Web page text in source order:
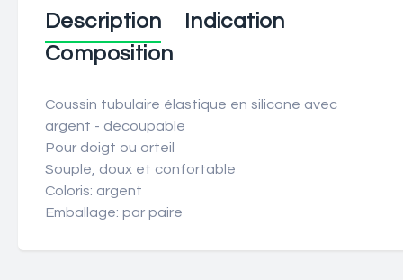
Description
Indication
Composition
Coussin tubulaire élastique en silicone avec
argent - découpable
Pour doigt ou orteil
Souple, doux et confortable
Coloris: argent
Emballage: par paire